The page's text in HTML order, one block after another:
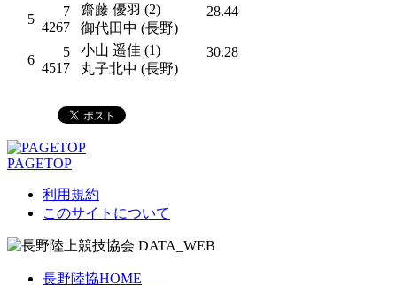
5
7
4267
齋藤 優羽 (2)
御代田中 (長野)
28.44
6
5
4517
小山 遥佳 (1)
丸子北中 (長野)
30.28
PAGETOP
利用規約
このサイトについて
長野陸協HOME